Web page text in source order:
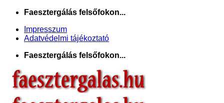
Skip
content
Faesztergálás felsőfokon...
Impresszum
Adatvédelmi tájékoztató
Faesztergálás felsőfokon...